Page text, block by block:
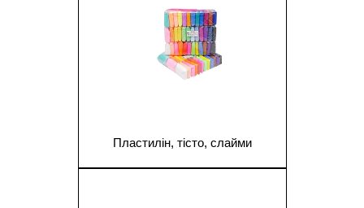
Пластилін, тісто, слайми